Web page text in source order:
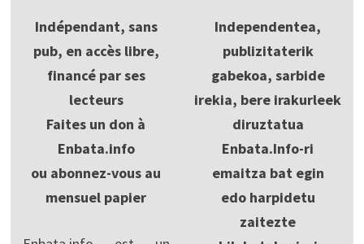
Indépendant, sans
pub, en accès libre,
financé par ses
lecteurs
Faites un don à
Enbata.info
ou abonnez-vous au
mensuel papier
Independentea,
publizitaterik
gabekoa, sarbide
irekia, bere irakurleek
diruztatua
Enbata.Info-ri
emaitza bat egin
edo harpidetu
zaitezte